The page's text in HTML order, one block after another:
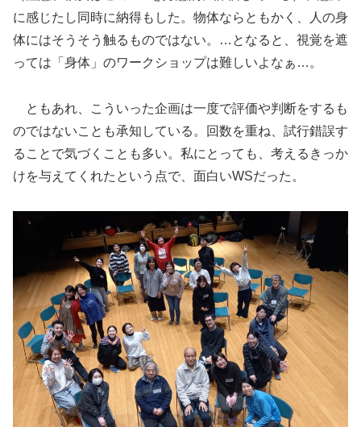
に感じたし同時に納得もした。物体ならともかく、人の身
体にはそうそう触るものではない。…となると、視覚を遮
っては「身体」のワークショップは難しいよなぁ…。
ともあれ、こういった企画は一度で評価や判断をするも
のではないことも承知している。回数を重ね、試行錯誤す
ることで気づくことも多い。私にとっても、考えるきっか
けを与えてくれたという点で、面白いWSだった。